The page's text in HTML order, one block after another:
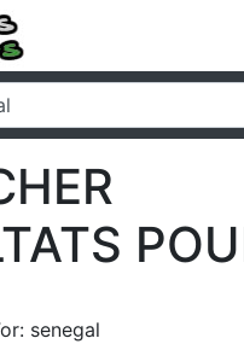
senegal